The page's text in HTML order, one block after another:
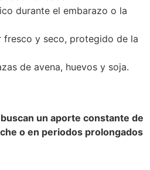
durante el embarazo o la
fresco y seco, protegido de la
de avena, huevos y soja.
un aporte constante de
o en periodos prolongados